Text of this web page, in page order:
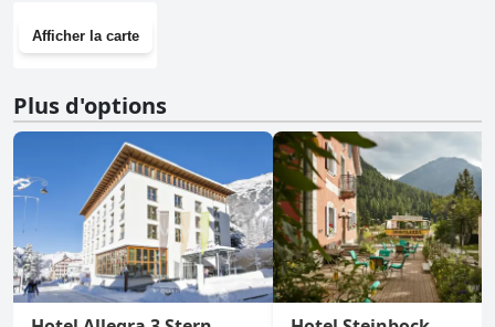
Afficher la carte
Plus d'options